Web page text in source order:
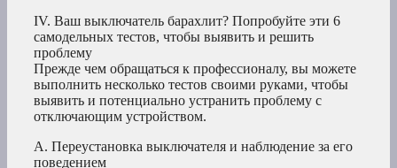
IV. Ваш выключатель барахлит? Попробуйте эти 6
самодельных тестов, чтобы выявить и решить
проблему
Прежде чем обращаться к профессионалу, вы можете
выполнить несколько тестов своими руками, чтобы
выявить и потенциально устранить проблему с
отключающим устройством.
A. Переустановка выключателя и наблюдение за его
поведением